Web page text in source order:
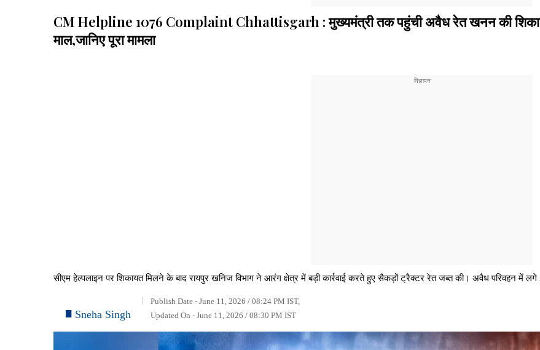
CM Helpline 1076 Complaint Chhattisgarh : मुख्यमंत्री तक पहुंची अवैध रेत खनन की
माल,जानिए पूरा मामला
सीएम हेल्पलाइन पर शिकायत मिलने के बाद रायपुर खनिज विभाग ने आरंग क्षेत्र में बड़ी कार्रवाई करते हुए सैकड़ों ट्रैक्टर रेत जब्त की। अवैध परिवहन में लगे
Sneha Singh
Publish Date - June 11, 2026 / 08:24 PM IST,
Updated On - June 11, 2026 / 08:30 PM IST